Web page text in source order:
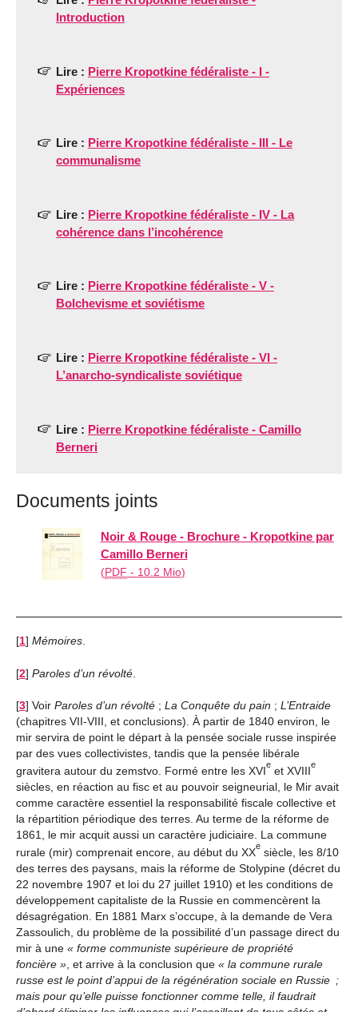
Introduction
Lire : Pierre Kropotkine fédéraliste - I -
Expériences
Lire : Pierre Kropotkine fédéraliste - III - Le
communalisme
Lire : Pierre Kropotkine fédéraliste - IV - La
cohérence dans l’incohérence
Lire : Pierre Kropotkine fédéraliste - V -
Bolchevisme et soviétisme
Lire : Pierre Kropotkine fédéraliste - VI -
L’anarcho-syndicaliste soviétique
Lire : Pierre Kropotkine fédéraliste - Camillo
Berneri
Documents joints
Noir & Rouge - Brochure - Kropotkine par
Camillo Berneri
(PDF - 10.2 Mio)
[1] Mémoires.
[2] Paroles d’un révolté
[3] Voir Paroles d’un révolté ; La Conquête du pain ; L’Entraide
(chapitres VII-VIII, et conclusions). À partir de 1840 environ, le
mir servira de point le départ à la pensée sociale russe inspirée
par des vues collectivistes, tandis que la pensée libérale
gravitera autour du zemstvo. Formé entre les XVI
e
et XVIII
e
siècles, en réaction au fisc et au pouvoir seigneurial, le Mir avait
comme caractère essentiel la responsabilité fiscale collective et
la répartition périodique des terres. Au terme de la réforme de
1861, le mir acquit aussi un caractère judiciaire. La commune
rurale (mir) comprenait encore, au début du XX
e
siècle, les 8/10
des terres des paysans, mais la réforme de Stolypine (décret du
22 novembre 1907 et loi du 27 juillet 1910) et les conditions de
développement capitaliste de la Russie en commencèrent la
désagrégation. En 1881 Marx s’occupe, à la demande de Vera
Zassoulich, du problème de la possibilité d’un passage direct du
mir à une
forme communiste supérieure de propriété
foncière
, et arrive à la conclusion que
la commune rurale
russe est le point d’appui de la régénération sociale en Russie ;
mais pour qu’elle puisse fonctionner comme telle, il faudrait